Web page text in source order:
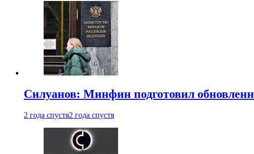
Силуанов: Минфин подготовил
2 года спустя2 года спустя